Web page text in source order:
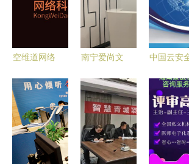
空维道网络
化时代的信
息咨询服务
新范式
南宁爱尚文
地文化资讯
服务的桥梁
与创新者
中国云安
场竞争格局
调研及投
可行性咨
报告——市